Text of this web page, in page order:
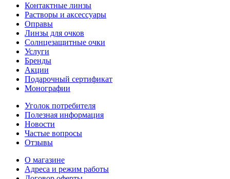
Контактные линзы
Растворы и аксессуары
Оправы
Линзы для очков
Солнцезащитные очки
Услуги
Бренды
Акции
Подарочный сертификат
Монографии
Уголок потребителя
Полезная информация
Новости
Частые вопросы
Отзывы
О магазине
Адреса и режим работы